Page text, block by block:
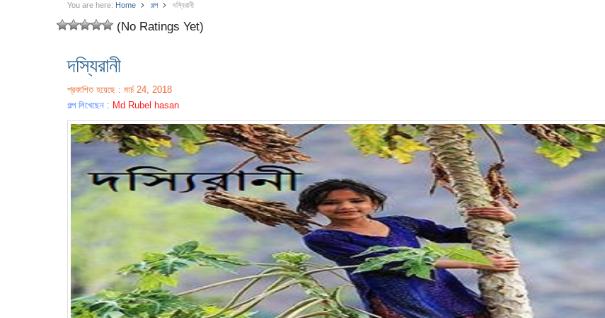
You are here: Home গল্প দস্যিরানী
(No Ratings Yet)
দস্যিরানী
প্রকাশিত হয়েছে : মার্চ 24, 2018
গল্প লিখেছেন : Md Rubel hasan